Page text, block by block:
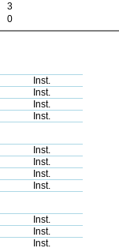
3
0
Inst.
Inst.
Inst.
Inst.
Inst.
Inst.
Inst.
Inst.
Inst.
Inst.
Inst.